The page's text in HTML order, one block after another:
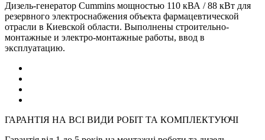
Дизель-генератор Cummins мощностью 110 кВА / 88 кВт для
резервного электроснабжения объекта фармацевтической
отрасли в Киевской области. Выполнены строительно-
монтажные и электро-монтажные работы, ввод в
эксплуатацию.
ГАРАНТІЯ НА ВСІ ВИДИ РОБІТ ТА КОМПЛЕКТУЮЧІ